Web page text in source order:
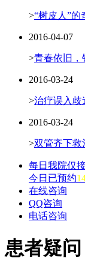
>“树皮人”的
2016-04-07
>青春依旧，
2016-03-24
>治疗误入歧
2016-03-24
>双管齐下救
每日我院仅
今日已预约
在线咨询
QQ咨询
电话咨询
患者疑